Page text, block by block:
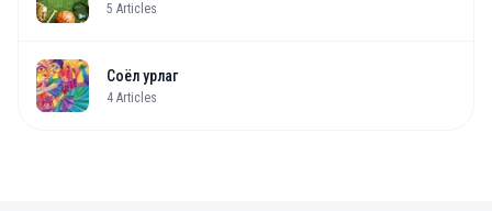
5 Articles
Соёл урлаг
4 Articles